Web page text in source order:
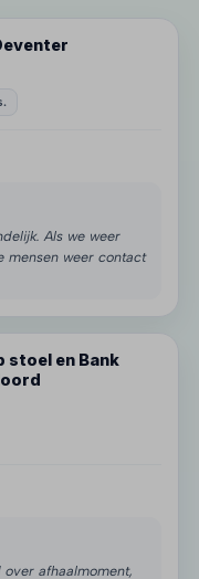
Als we weer
mensen weer contact
stoel en Bank
afhaalmoment,